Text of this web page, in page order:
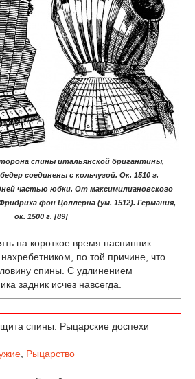
спины итальянской бригантины,
соединены с кольчугой. Ок. 1510 г.
частью юбки. От максимилиановского
фон Цоллерна (ум. 1512). Германия,
ок. 1500 г. [89]
на короткое время наспинник
по той причине, что
спины. С удлинением
задник исчез навсегда.
спины. Рыцарские доспехи
Рыцарство